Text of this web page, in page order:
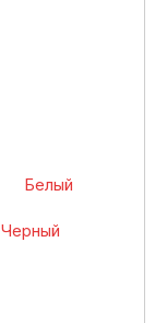
Белый
Черный